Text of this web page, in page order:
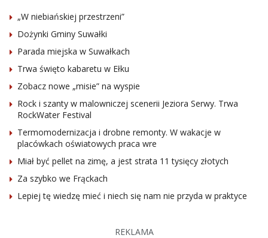
„W niebiańskiej przestrzeni”
Dożynki Gminy Suwałki
Parada miejska w Suwałkach
Trwa święto kabaretu w Ełku
Zobacz nowe „misie” na wyspie
Rock i szanty w malowniczej scenerii Jeziora Serwy. Trwa
RockWater Festival
Termomodernizacja i drobne remonty. W wakacje w
placówkach oświatowych praca wre
Miał być pellet na zimę, a jest strata 11 tysięcy złotych
Za szybko we Frąckach
Lepiej tę wiedzę mieć i niech się nam nie przyda w praktyce
REKLAMA